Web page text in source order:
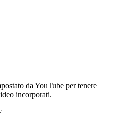
da YouTube per tenere
incorporati.